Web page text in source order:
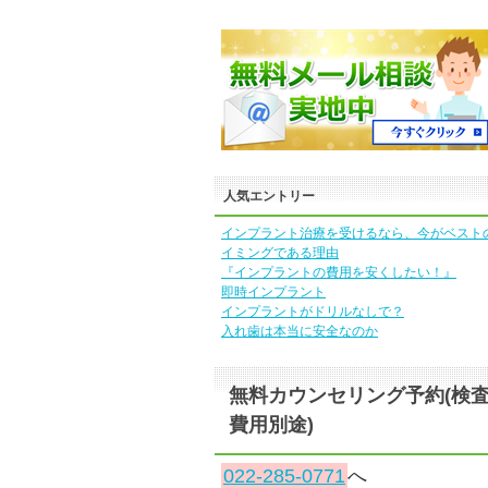
人気エントリー
インプラント治療を受けるなら、今がベスト
イミングである理由
『インプラントの費用を安くしたい！』
即時インプラント
インプラントがドリルなしで？
入れ歯は本当に安全なのか
無料カウンセリング予約(検
費用別途)
022-285-0771へ